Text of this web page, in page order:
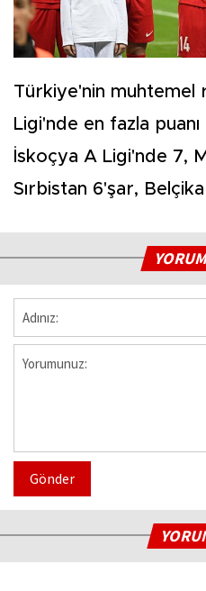
Türkiye'nin muhtemel
Ligi'nde en fazla
İskoçya A Ligi'nde 7,
Sırbistan 6'şar,
Gönder